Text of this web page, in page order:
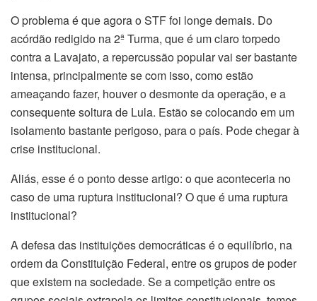
O problema é que agora o STF foi longe demais. Do
acórdão redigido na 2ª Turma, que é um claro torpedo
contra a Lavajato, a repercussão popular vai ser bastante
intensa, principalmente se com isso, como estão
ameaçando fazer, houver o desmonte da operação, e a
consequente soltura de Lula. Estão se colocando em um
isolamento bastante perigoso, para o país. Pode chegar à
crise institucional.
Aliás, esse é o ponto desse artigo: o que aconteceria no
caso de uma ruptura institucional? O que é uma ruptura
institucional?
A defesa das instituições democráticas é o equilíbrio, na
ordem da Constituição Federal, entre os grupos de poder
que existem na sociedade. Se a competição entre os